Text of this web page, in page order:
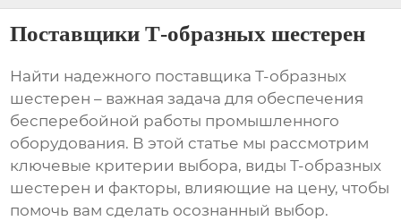
Поставщики Т-образных шестерен
Найти надежного поставщика Т-образных
шестерен – важная задача для обеспечения
бесперебойной работы промышленного
оборудования. В этой статье мы рассмотрим
ключевые критерии выбора, видыТ-образных
шестерен и факторы, влияющие на цену, чтобы
помочь вам сделать осознанный выбор.